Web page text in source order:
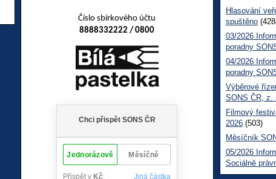
Číslo sbírkového účtu
8888332222 / 0800
Hlasování
spuštěno
03/2026
poradny
04/2026
poradny
Výběrové
SONS ČR, z.
Filmový
2026 (503)
Měsíčník
05/2026
Sociálně